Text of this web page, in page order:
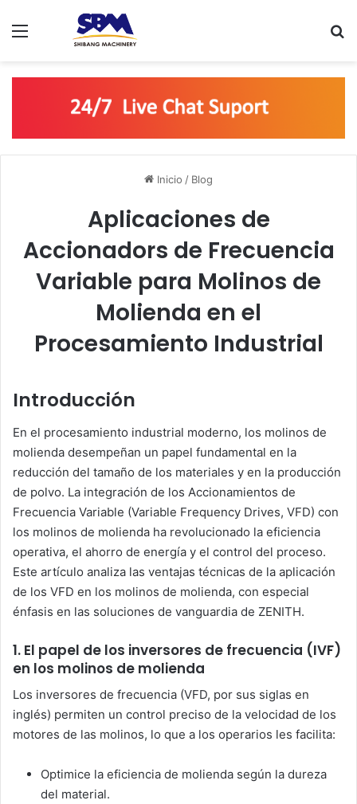
Inicio / Blog
Aplicaciones de
Accionadors de Frecuencia
Variable para Molinos de
Molienda en el
Procesamiento Industrial
Introducción
En el procesamiento industrial moderno, los molinos de
molienda desempeñan un papel fundamental en la
reducción del tamaño de los materiales y en la producción
de polvo. La integración de los Accionamientos de
Frecuencia Variable (Variable Frequency Drives, VFD) con
los molinos de molienda ha revolucionado la eficiencia
operativa, el ahorro de energía y el control del proceso.
Este artículo analiza las ventajas técnicas de la aplicación
de los VFD en los molinos de molienda, con especial
énfasis en las soluciones de vanguardia de ZENITH.
1. El papel de los inversores de frecuencia (IVF)
en los molinos de molienda
Los inversores de frecuencia (VFD, por sus siglas en
inglés) permiten un control preciso de la velocidad de los
motores de las molinos, lo que a los operarios les facilita:
Optimice la eficiencia de molienda según la dureza
del material.